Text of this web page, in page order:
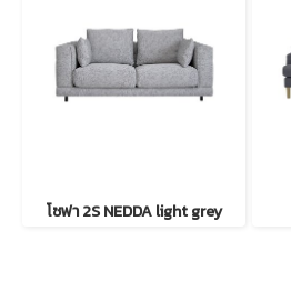
โซฟา 2S NEDDA light grey